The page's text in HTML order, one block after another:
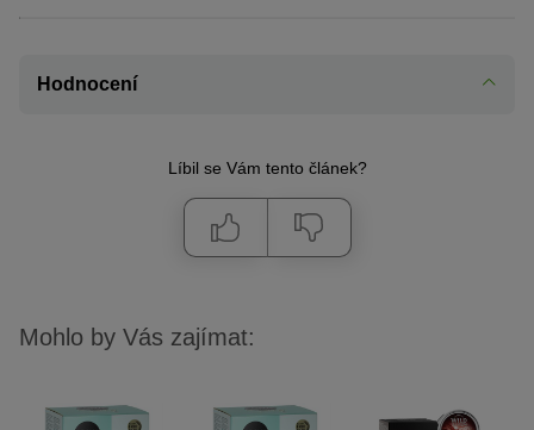
Hodnocení
Líbil se Vám tento článek?
Mohlo by Vás zajímat: